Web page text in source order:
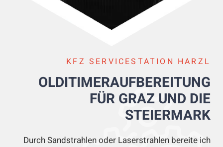
KFZ SERVICESTATION HARZL
OLDITIMERAUFBEREITUNG
FÜR GRAZ UND DIE
STEIERMARK
Durch Sandstrahlen oder Laserstrahlen bereite ich